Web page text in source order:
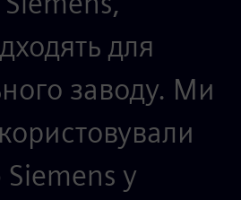
для
заводу. Ми
Siemens у